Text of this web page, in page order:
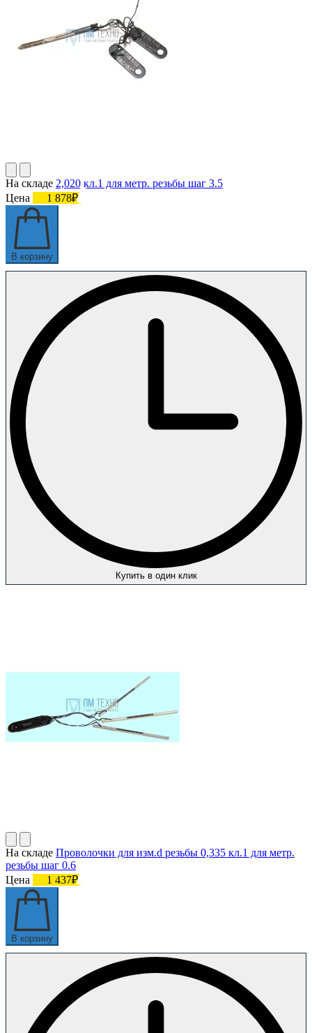
На складе 2,020 кл.1 для метр. резьбы шаг 3.5
Цена
1 878₽
В корзину
Купить в один клик
На складе Проволочки для изм.d резьбы 0,335 кл.1 для метр.
резьбы шаг 0.6
Цена
1 437₽
В корзину